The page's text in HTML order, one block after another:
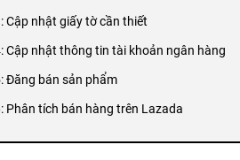
Cập nhật giấy tờ cần thiết
Cập nhật thông tin tài khoản ngân hàng
Đăng bán sản phẩm
Phân tích bán hàng trên Lazada